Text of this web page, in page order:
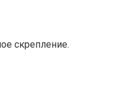
скрепление.